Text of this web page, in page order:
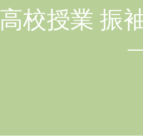
高校授業 振